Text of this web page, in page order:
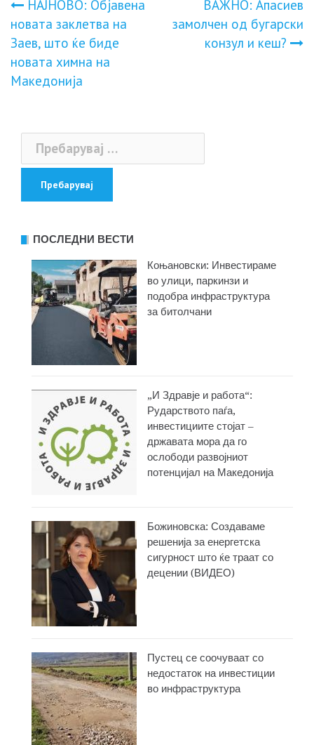
Навигација
на
напис
НАЈНОВО: Објавена
новата заклетва на
Заев, што ќе биде
новата химна на
Македонија
ВАЖНО: Апасиев
замолчен од бугарски
конзул и кеш?
Пребарувај
за:
ПОСЛЕДНИ ВЕСТИ
Коњановски: Инвестираме
во улици, паркинзи и
подобра инфраструктура
за битолчани
„И Здравје и работа“:
Рударството паѓа,
инвестициите стојат –
државата мора да го
ослободи развојниот
потенцијал на Македонија
Божиновска: Создаваме
решенија за енергетска
сигурност што ќе траат со
децении (ВИДЕО)
Пустец се соочуваат со
недостаток на инвестиции
во инфраструктура